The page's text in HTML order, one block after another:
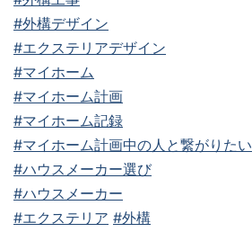
#外構デザイン
#エクステリアデザイン
#マイホーム
#マイホーム計画
#マイホーム記録
#マイホーム計画中の人と繋がりたい
#ハウスメーカー選び
#ハウスメーカー
#エクステリア #外構